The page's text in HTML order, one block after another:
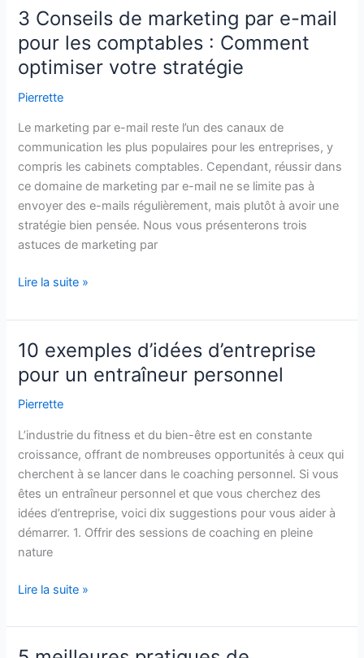
marketing
d’influence
pour
développer
entreprise
?
3 Conseils de marketing par e-mail
pour les comptables : Comment
optimiser votre stratégie
Pierrette
Le marketing par e-mail reste l’un des canaux de
communication les plus populaires pour les entreprises, y
compris les cabinets comptables. Cependant, réussir dans
ce domaine de marketing par e-mail ne se limite pas à
envoyer des e-mails régulièrement, mais plutôt à avoir une
stratégie bien pensée. Nous vous présenterons trois
astuces de marketing par
3
de
marketing
par
e-
mail
les
comptables
:
Comment
optimiser
votre
stratégie
Lire la suite »
10 exemples d’idées d’entreprise
pour un entraîneur personnel
Pierrette
L’industrie du fitness et du bien-être est en constante
croissance, offrant de nombreuses opportunités à ceux qui
cherchent à se lancer dans le coaching personnel. Si vous
êtes un entraîneur personnel et que vous cherchez des
idées d’entreprise, voici dix suggestions pour vous aider à
démarrer. 1. Offrir des sessions de coaching en pleine
nature
10
d’idées
d’entreprise
Lire la suite »